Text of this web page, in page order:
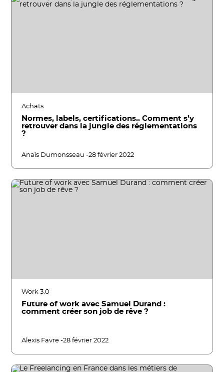
Achats
Normes, labels, certifications.. Comment s’y
retrouver dans la jungle des réglementations
?
Anaïs Dumonsseau -28 février 2022
Work 3.0
Future of work avec Samuel Durand :
comment créer son job de rêve ?
Alexis Favre -28 février 2022